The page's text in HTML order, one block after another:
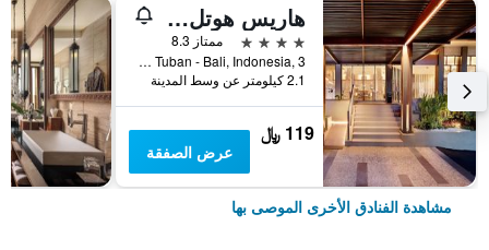
هاريس هوتل كوتا توبان بالي
4 نجوم
ممتاز 8.3
Jl.Dewi Sartika Tuban - Bali, Indonesia, 3, كوتا, إندونيسيا
2.1 كيلومتر عن وسط المدينة
119 ﷼
عرض الصفقة
مشاهدة الفنادق الأخرى الموصى بها